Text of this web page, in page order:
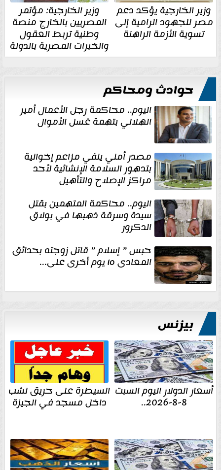
وزير الخارجية يؤكد دعم
مصر للجهود الرامية إلى
تسوية الأزمة الراهنة
وزير الخارجية: مؤتمر
المصريين بالخارج منصة
وطنية تربط العقول
والخبرات المصرية بالدولة
حوادث ومحاكم
اليوم.. محاكمة رجل الأعمال أمير
الهلالي بتهمة غسل الأموال
مصدر أمني ينفي مزاعم إخوانية
بتدهور السلامة الإنشائية لأحد
مراكز الإصلاح والتأهيل
اليوم.. محاكمة المتهمين بقتل
سيدة وسرقة ذهبها في بولاق
الدكرور
حبس ” إسلام ” قاتل زوجته بحدائق
المعادى ١٥ يوم أخرى على...
بيزنس
أسعار الدولار اليوم السبت
8-8-2026..
السيطرة على حريق نشب
داخل مسجد في الجيزة